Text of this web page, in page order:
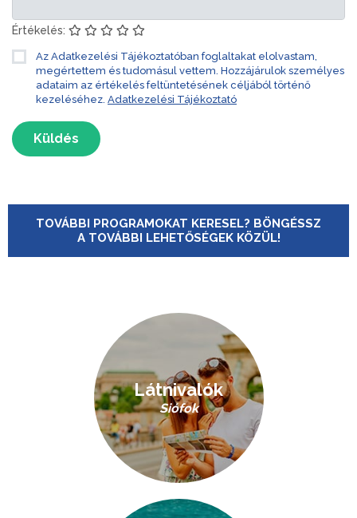
Értékelés:
Az Adatkezelési Tájékoztatóban foglaltakat elolvastam,
megértettem és tudomásul vettem. Hozzájárulok személyes
adataim az értékelés feltüntetésének céljából történő
kezeléséhez. Adatkezelési Tájékoztató
Küldés
TOVÁBBI PROGRAMOKAT KERESEL? BÖNGÉSSZ
A TOVÁBBI LEHETŐSÉGEK KÖZÜL!
Látnivalók
Siófok